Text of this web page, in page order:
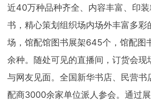
近40万种品种齐全、内容丰富、印
书，精心策划组织场内场外丰富多
场，馆配馆图书展架645个，馆配图
余种。随处可见的直播间，订货会现
与网友见面。全国新华书店、民营书
配商3000余家单位派人参会。通过